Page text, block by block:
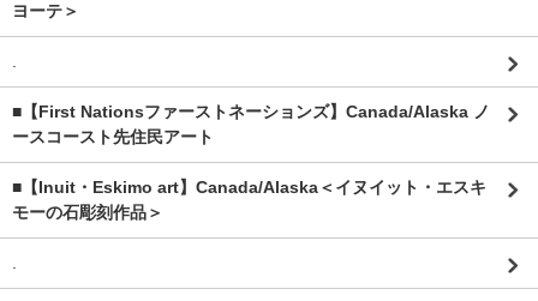
ヨーテ＞
■【First Nationsファーストネーションズ】Canada/Alaska ノ
ースコースト先住民アート
■【Inuit・Eskimo art】Canada/Alaska＜イヌイット・エスキ
モーの石彫刻作品＞